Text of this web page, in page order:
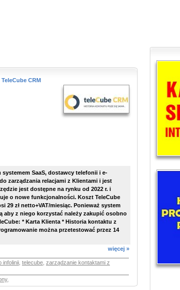
CRM
systemem SaaS, dostawcy telefonii i e-
zarządzania relacjami z Klientami i jest
jest dostępne na rynku od 2022 r. i
o nowe funkcjonalności. Koszt TeleCube
29 zł netto+VAT/miesiąc. Ponieważ system
aby z niego korzystać należy zakupić osobno
* Karta Klienta * Historia kontaktu z
można przetestować przez 14
więcej »
infolinii telecube zarządzanie kontaktami z
,